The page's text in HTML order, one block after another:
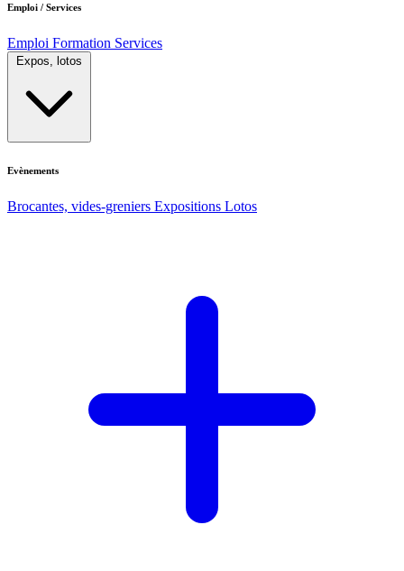
Emploi / Services
Emploi Formation Services
Expos, lotos
Evènements
Brocantes, vides-greniers Expositions Lotos